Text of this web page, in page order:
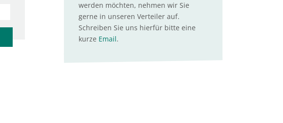
werden möchten, nehmen wir Sie
gerne in unseren Verteiler auf.
Schreiben Sie uns hierfür bitte eine
kurze Email.